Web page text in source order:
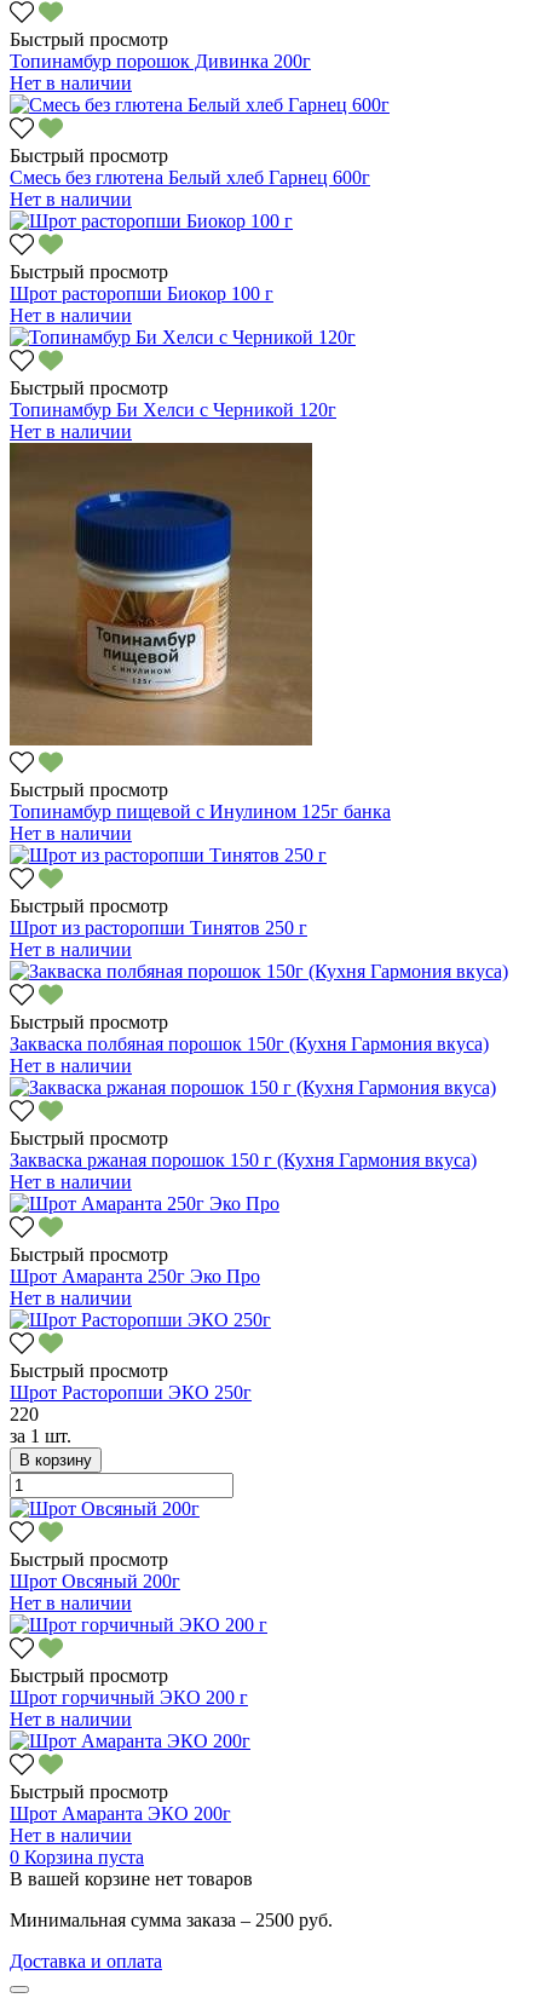
Быстрый просмотр
Топинамбур порошок Дивинка 200г
Нет в наличии
Быстрый просмотр
Смесь без глютена Белый хлеб Гарнец 600г
Нет в наличии
Быстрый просмотр
Шрот расторопши Биокор 100 г
Нет в наличии
Быстрый просмотр
Топинамбур Би Хелси с Черникой 120г
Нет в наличии
Быстрый просмотр
Топинамбур пищевой с Инулином 125г банка
Нет в наличии
Быстрый просмотр
Шрот из расторопши Тинятов 250 г
Нет в наличии
Быстрый просмотр
Закваска полбяная порошок 150г (Кухня Гармония вкуса)
Нет в наличии
Быстрый просмотр
Закваска ржаная порошок 150 г (Кухня Гармония вкуса)
Нет в наличии
Быстрый просмотр
Шрот Амаранта 250г Эко Про
Нет в наличии
Быстрый просмотр
Шрот Расторопши ЭКО 250г
220
за 1 шт.
В корзину
Быстрый просмотр
Шрот Овсяный 200г
Нет в наличии
Быстрый просмотр
Шрот горчичный ЭКО 200 г
Нет в наличии
Быстрый просмотр
Шрот Амаранта ЭКО 200г
Нет в наличии
0 Корзина пуста
В вашей корзине нет товаров
Минимальная сумма заказа – 2500 руб.
Доставка и оплата